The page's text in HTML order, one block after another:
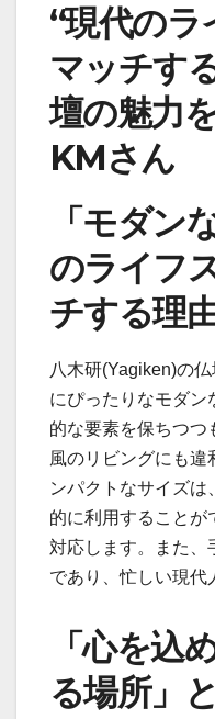
“現代の
マッチす
壇の魅力
KMさん
「モダン
のライフ
チする理
八木研(Yagiken)の
にぴったりなモダン
的な要素を保ちつつ
風のリビングにも違
ンパクトなサイズ
的に利用することが
対応します。また、
であり、忙しい現代
「心を込
る場所」